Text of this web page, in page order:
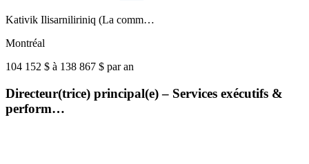
Kativik Ilisarniliriniq (La comm…
Montréal
104 152 $ à 138 867 $ par an
Directeur(trice) principal(e) – Services exécutifs &
perform…